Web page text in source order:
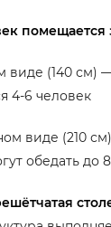
помещается
виде (140 см)
4-6 человек
виде (210
обедать до